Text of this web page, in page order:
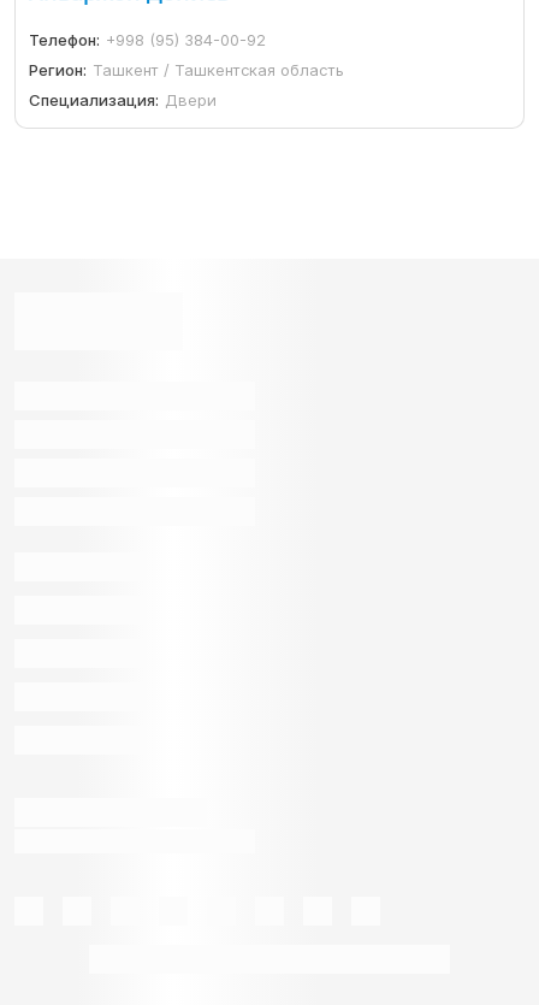
Телефон: +998 (95) 384-00-92
Регион: Ташкент / Ташкентская область
Специализация: Двери